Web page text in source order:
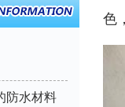
防水材料
色